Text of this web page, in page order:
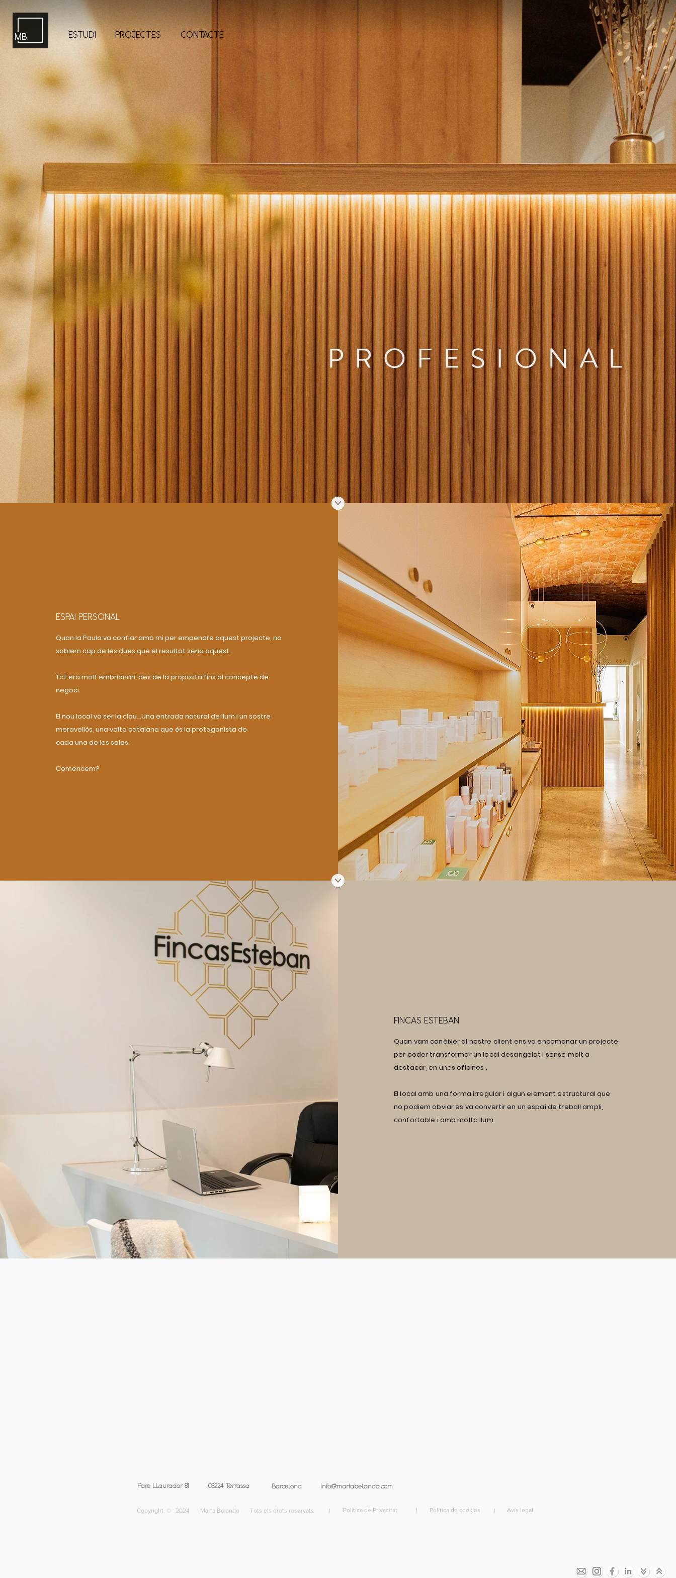
ESTUDI PROJECTES CONTACTE
ESPAI PERSONAL
Quan la Paula va confiar amb mi per empendre aquest projecte, no
sabiem cap de les dues que el resultat seria aquest.
Tot era molt embrionari, des de la proposta fins al concepte de
negoci.
El nou local va ser la clau...Una entrada natural de llum i un sostre
meravellós, una volta catalana que és la protagonista de
cada una de les sales.
Comencem?
FINCAS ESTEBAN
Quan vam conèixer al nostre client ens va encomanar un projecte
per poder transformar un local desangelat i sense molt a
destacar, en unes oficines .
El local amb una forma irregular i algun element estructural que
no podiem obviar es va convertir en un espai de treball ampli,
confortable i amb molta llum.
Pare LLaurador 81 Barcelona info@martabelando.com
Copyright © 2024 Marta Belando Tots els drets reservats | Política de Privacitat | Política de cookies | Avís legal
08224 Terrassa